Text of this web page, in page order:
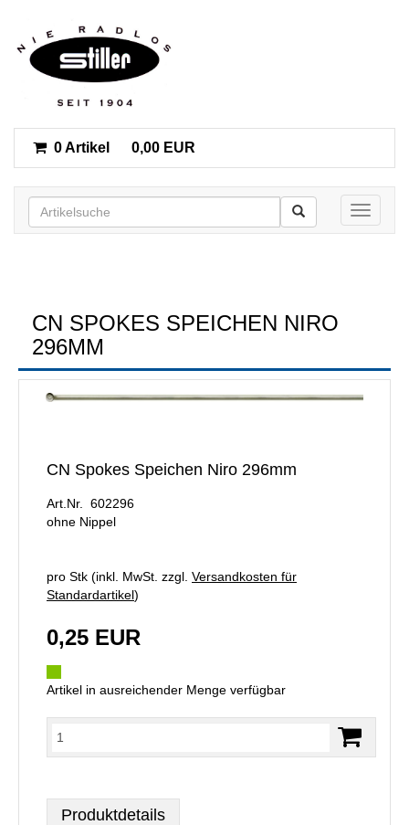
0 Artikel 0,00 EUR
Toggle
CN SPOKES SPEICHEN NIRO
296MM
CN Spokes Speichen Niro 296mm
Art.Nr. 602296
ohne Nippel
pro Stk (inkl. MwSt. zzgl. Versandkosten für
Standardartikel)
0,25 EUR
Artikel in ausreichender Menge verfügbar
Produktdetails